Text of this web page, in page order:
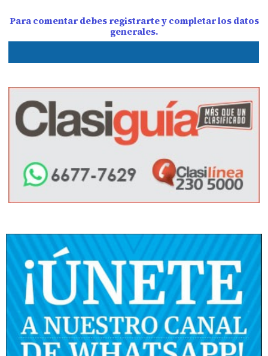
Para comentar debes registrarte y completar los datos
generales.